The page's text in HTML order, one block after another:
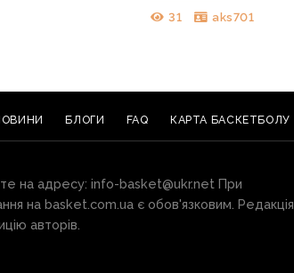
31 aks701
БЛОГИ FAQ КАРТА БАСКЕТБОЛУ
на адресу: info-basket@ukr.net При
на basket.com.ua є обов'язковим. Редакція
авторів.